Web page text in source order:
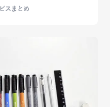
スまとめ